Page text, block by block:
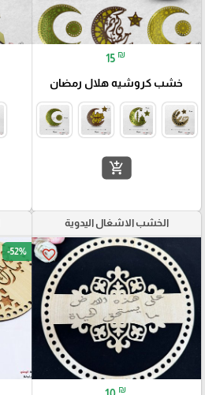
15 ₪
خشب كروشيه هلال رمضان
add_shopping_cart
الخشب الاشغال اليدوية
favorite_border
₪
-52%